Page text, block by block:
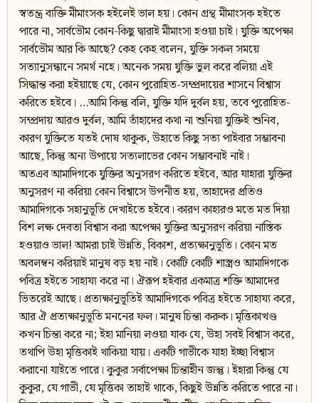
স্বতন্ত্র ব্যক্তি মীমাংসক হইলেই ভাল হয়। কোন গ্রন্থ মীমাংসক হইতে
পারে না, সার্বভৌম কোন-কিছু দ্বারাই মীমাংসা হওয়া চাই। যুক্তি অপেক্ষা
সার্বভৌম আর কি আছে? কেহ কেহ বলেন, যুক্তি সকল সময়ে
সত্যানুসন্ধানে সমর্থ নহে। অনেক সময় যুক্তি ভুল করে বলিয়া এই
সিদ্ধান্ত করা হইয়াছে যে, কোন পুরোহিত-সম্প্রদায়ের শাসনে বিশ্বাস
করিতে হইবে। …আমি কিন্তু বলি, যুক্তি যদি দুর্বল হয়, তবে পুরোহিত-
সম্প্রদায় আরও দুর্বল, আমি তাঁহাদের কথা না শুনিয়া যুক্তিই শুনিব,
কারণ যুক্তিতে যতই দোষ থাকুক, উহাতে কিছু সত্য পাইবার সম্ভাবনা
আছে, কিন্তু অন্য উপায়ে সত্যলাভের কোন সম্ভাবনাই নাই।
অতএব আমাদিগকে যুক্তির অনুসরণ করিতে হইবে, আর যাহারা যুক্তির
অনুসরণ না করিয়া কোন বিশ্বাসে উপনীত হয়, তাহাদের প্রতিও
আমাদিগকে সহানুভূতি দেখাইতে হইবে। কারণ কাহারও মতে মত দিয়া
বিশ লক্ষ দেবতা বিশ্বাস করা অপেক্ষা যুক্তির অনুসরণ করিয়া নাস্তিক
হওয়াও ভাল! আমরা চাই উন্নতি, বিকাশ, প্রত্যক্ষানুভূতি। কোন মত
অবলম্বন করিয়াই মানুষ বড় হয় নাই। কোটি কোটি শাস্ত্রও আমাদিগকে
পবিত্র হইতে সাহায্য করে না। ঐরূপ হইবার একমাত্র শক্তি আমাদের
ভিতরেই আছে। প্রত্যক্ষানুভূতিই আমাদিগকে পবিত্র হইতে সাহায্য করে,
আর ঐ প্রত্যক্ষানুভূতি মননের ফল। মানুষ চিন্তা করুক। মৃত্তিকাখণ্ড
কখন চিন্তা করে না; ইহা মানিয়া লওয়া যাক যে, উহা সবই বিশ্বাস করে,
তথাপি উহা মৃত্তিকাই থাকিয়া যায়। একটি গাভীকে যাহা ইচ্ছা বিশ্বাস
করানো যাইতে পারে। কুকুর সর্বাপেক্ষা চিন্তাহীন জন্তু। ইহারা কিন্তু যে
কুকুর, যে গাভী, যে মৃত্তিকা তাহাই থাকে, কিছুই উন্নতি করিতে পারে না।